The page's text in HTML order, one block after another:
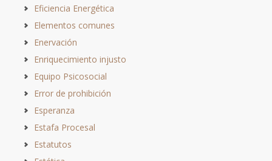
Eficiencia Energética
Elementos comunes
Enervación
Enriquecimiento injusto
Equipo Psicosocial
Error de prohibición
Esperanza
Estafa Procesal
Estatutos